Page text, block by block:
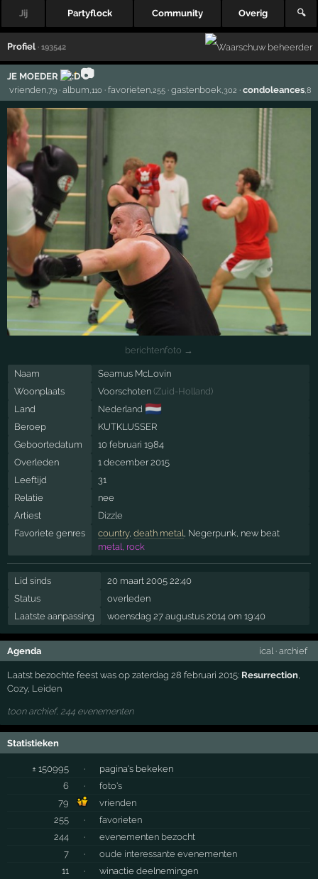
Jij Partyflock Community Overig 🔍
Profiel · 193542
JE MOEDER † 📷
vrienden,79· album ,110 · favorieten,255· gastenboek ,302 · condoleances,8
berichtenfoto →
Naam
Seamus McLovin
Woonplaats
Voorschoten (Zuid-Holland)
Land
Nederland 🇳🇱
Beroep
KUTKLUSSER
Geboortedatum
10 februari 1984
Overleden
1 december 2015
Leeftijd
31
Relatie
nee
Artiest
Dizzle
Favoriete genres
country, death metal , Negerpunk, new beat
metal, rock
Lid sinds
20 maart 2005 22:40
Status
overleden
Laatste aanpassing
woensdag 27 augustus 2014 om 19:40
Agenda ical · archief
Laatst bezochte feest was op zaterdag 28 februari 2015: Resurrection,
Cozy, Leiden
toon archief, 244 evenementen
Statistieken
± 150995 ·
pagina's bekeken
6
·
foto's
79
vrienden
255
·
favorieten
244
·
evenementen bezocht
7
·
oude interessante evenementen
11
·
winactie deelnemingen